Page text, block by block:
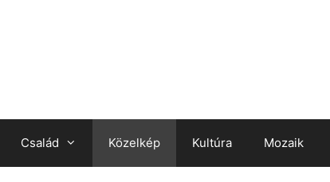
Család Közelkép Kultúra Mozaik